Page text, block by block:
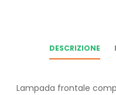
DESCRIZIONE
Lampada frontale